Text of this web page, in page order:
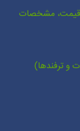
| قیمت، مشخصات
و ترفندها)